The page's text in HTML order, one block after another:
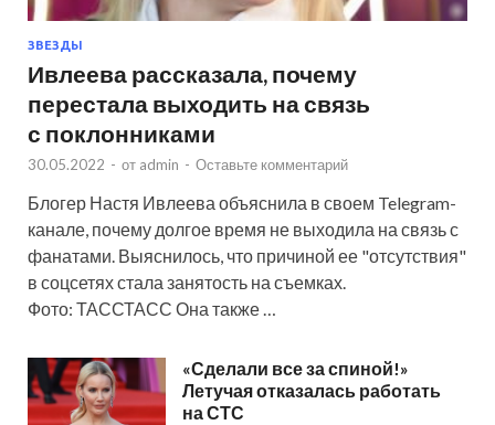
ЗВЕЗДЫ
Ивлеева рассказала, почему
перестала выходить на связь
с поклонниками
30.05.2022 - от admin - Оставьте комментарий
Блогер Настя Ивлеева объяснила в своем Telegram-
канале, почему долгое время не выходила на связь с
фанатами. Выяснилось, что причиной ее "отсутствия"
в соцсетях стала занятость на съемках.
Фото: ТАССТАСС Она также …
«Сделали все за спиной!»
Летучая отказалась работать
на СТС